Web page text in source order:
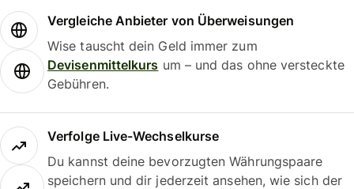
Vergleiche Anbieter von Überweisungen
Wise tauscht dein Geld immer zum
Devisenmittelkurs um – und das ohne versteckte
Gebühren.
Verfolge Live-Wechselkurse
Du kannst deine bevorzugten Währungspaare
speichern und dir jederzeit ansehen, wie sich der